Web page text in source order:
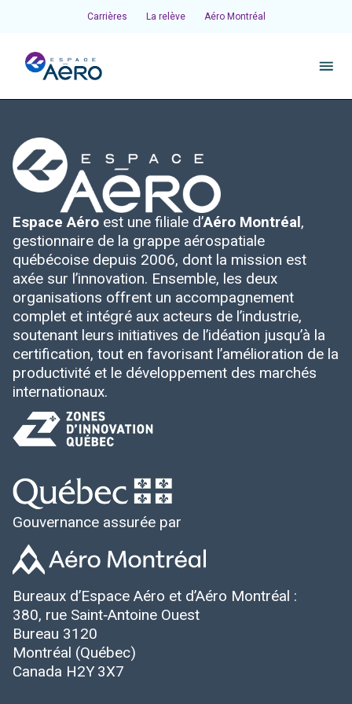
Carrières La relève Aéro Montréal
Pôles et chantiers
Initiatives
Écosystème
Publications et événements
Espace Aéro est une filiale d’Aéro Montréal,
gestionnaire de la grappe aérospatiale
québécoise depuis 2006, dont la mission est
axée sur l’innovation. Ensemble, les deux
organisations offrent un accompagnement
complet et intégré aux acteurs de l’industrie,
soutenant leurs initiatives de l’idéation jusqu’à la
certification, tout en favorisant l’amélioration de la
productivité et le développement des marchés
internationaux.
Gouvernance assurée par
Bureaux d’Espace Aéro et d’Aéro Montréal :
380, rue Saint‑Antoine Ouest
Bureau 3120
Montréal (Québec)
Canada H2Y 3X7